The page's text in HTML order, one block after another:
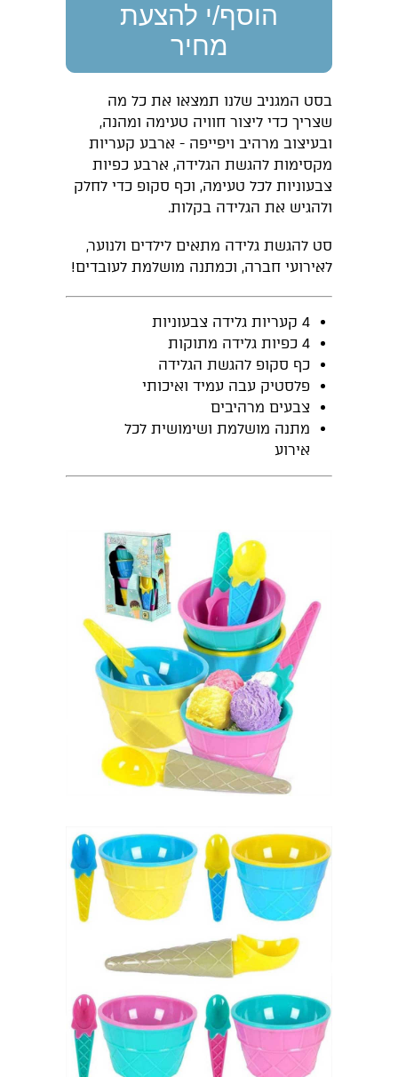
הוסף/י להצעת
מחיר
בסט המגניב שלנו תמצאו את כל מה
שצריך כדי ליצור חוויה טעימה ומהנה,
ובעיצוב מרהיב ויפייפה - ארבע קעריות
מקסימות להגשת הגלידה, ארבע כפיות
צבעוניות לכל טעימה, וכף סקופ כדי לחלק
ולהגיש את הגלידה בקלות.
סט להגשת גלידה מתאים לילדים ולנוער,
לאירועי חברה, וכמתנה מושלמת לעובדים!
4 קעריות גלידה צבעוניות
4 כפיות גלידה מתוקות
כף סקופ להגשת הגלידה
פלסטיק עבה עמיד ואיכותי
צבעים מרהיבים
מתנה מושלמת ושימושית לכל
אירוע